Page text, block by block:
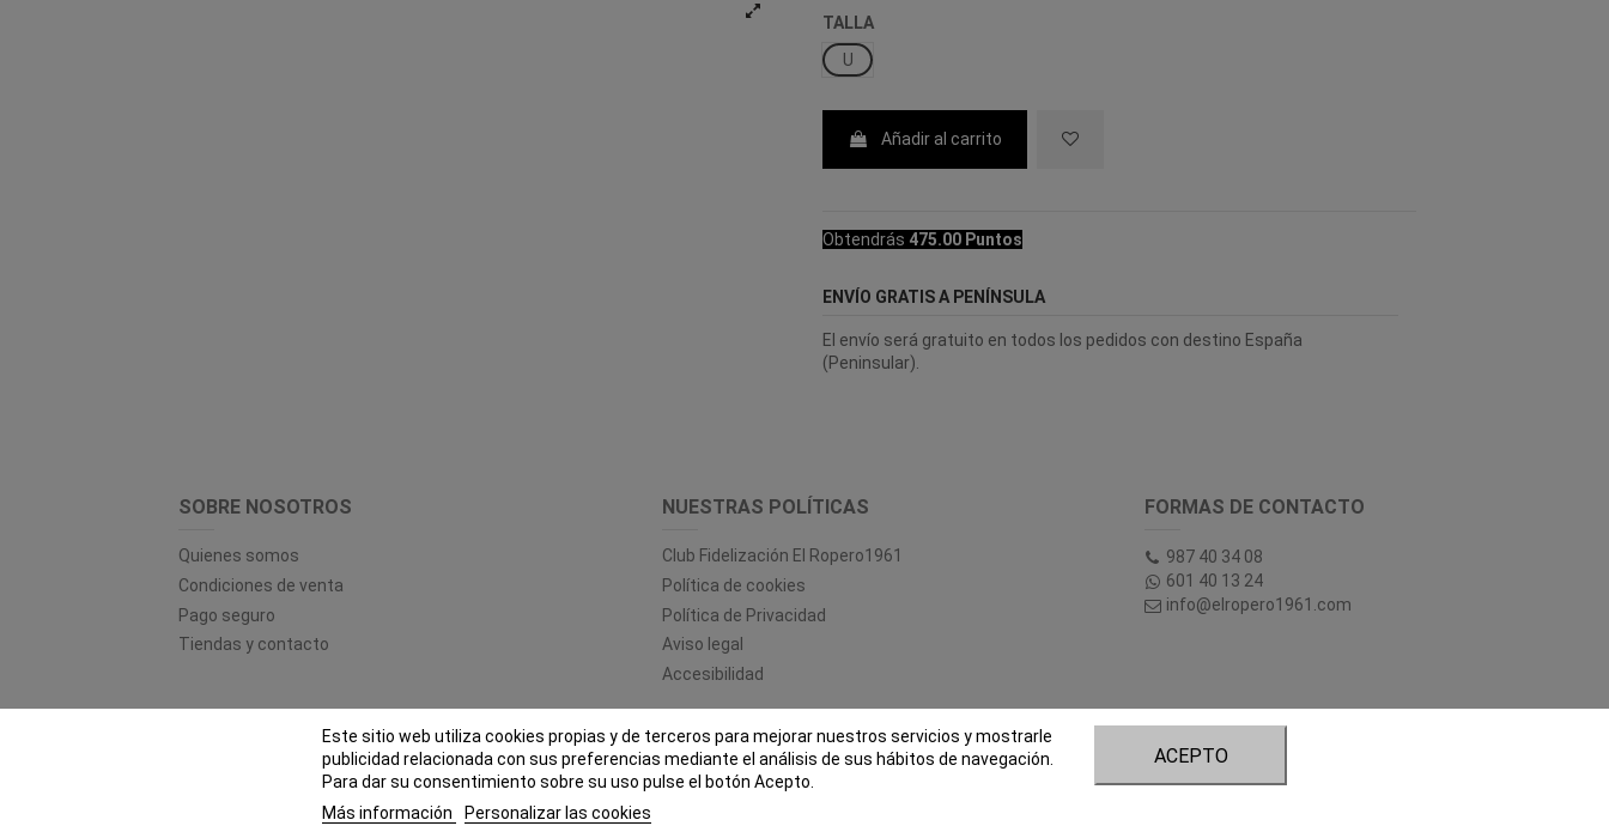
TALLA
U
Añadir al carrito
Obtendrás 475.00 Puntos
ENVÍO GRATIS A PENÍNSULA
El envío será gratuito en todos los pedidos con destino España
(Peninsular).
SOBRE NOSOTROS
Quienes somos
Condiciones de venta
Pago seguro
Tiendas y contacto
NUESTRAS POLÍTICAS
Club Fidelización El Ropero1961
Política de cookies
Política de Privacidad
Aviso legal
Accesibilidad
FORMAS DE CONTACTO
987 40 34 08
601 40 13 24
info@elropero1961.com
Este sitio web utiliza cookies propias y de terceros para mejorar nuestros servicios y mostrarle
publicidad relacionada con sus preferencias mediante el análisis de sus hábitos de navegación.
Para dar su consentimiento sobre su uso pulse el botón Acepto.
Más información
Personalizar las cookies
ACEPTO
© EL ROPERO 1961 - Todos los derechos reservados - Powered bybytefactory